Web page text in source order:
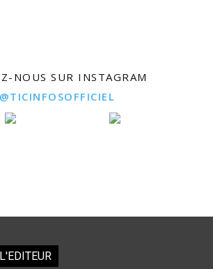
NOUS SUR INSTAGRAM
@TICINFOSOFFICIEL